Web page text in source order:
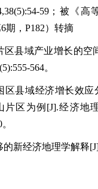
59；被《
期，P182）转摘
区县域产业增长的空
564。
区县域经济增长效应
区为例[J].经济地理
的新经济地理学解释